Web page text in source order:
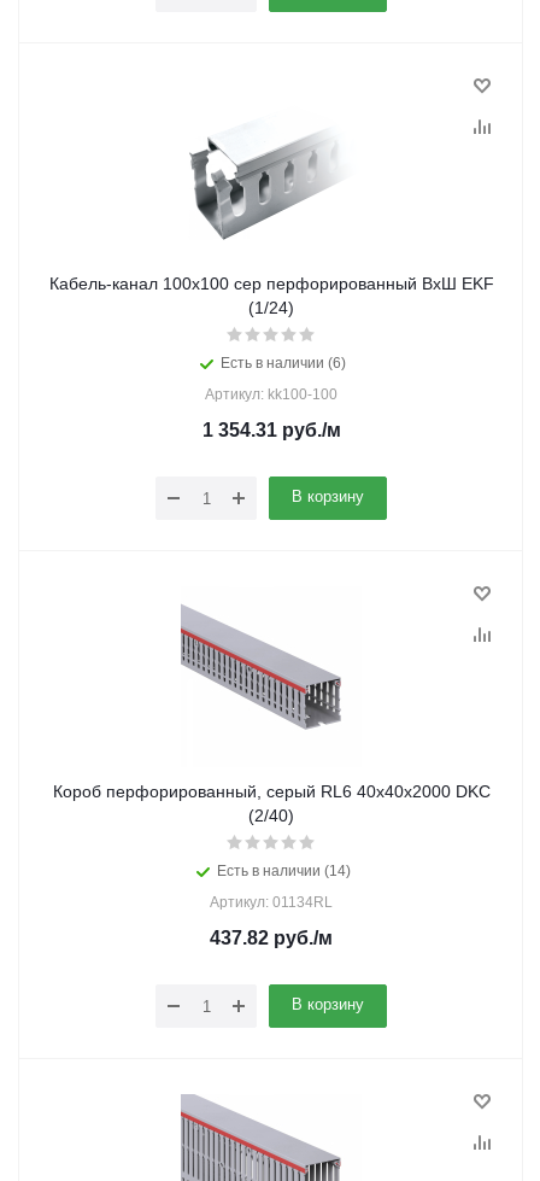
Кабель-канал 100х100 сер перфорированный ВхШ EKF
(1/24)
Есть в наличии (6)
Артикул: kk100-100
1 354.31руб./м
В корзину
Короб перфорированный, серый RL6 40х40х2000 DKC
(2/40)
Есть в наличии (14)
Артикул: 01134RL
437.82 руб./м
В корзину